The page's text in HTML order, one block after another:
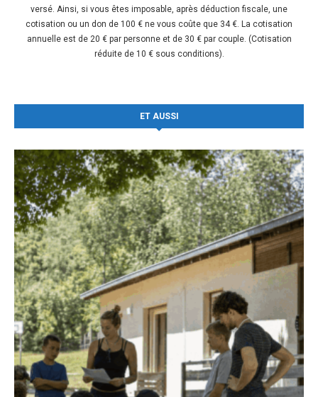
versé. Ainsi, si vous êtes imposable, après déduction fiscale, une
cotisation ou un don de 100 € ne vous coûte que 34 €. La cotisation
annuelle est de 20 € par personne et de 30 € par couple. (Cotisation
réduite de 10 € sous conditions).
ET AUSSI